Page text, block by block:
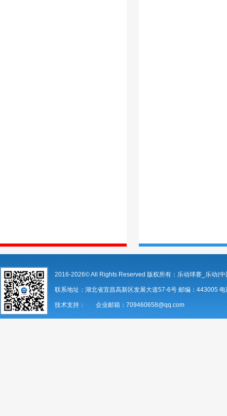
2016-2026© All Rights Reserved 版权所有：乐动球赛_乐动(中
联系地址：湖北省宜昌高新区发展大道57-6号 邮编：443005
技术支持： 企业邮箱：709460658@qq.com